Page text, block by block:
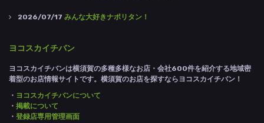
2026/07/17 みんな大好きナポリタン！
ヨコスカイチバン
ヨコスカイチバンは横須賀の多種多様なお店・会社600件を紹介する地域密
着型のお店情報サイトです。横須賀のお店を探すならヨコスカイチバン！
・ ヨコスカイチバンについて
・ 掲載について
・ 登録店専用管理画面